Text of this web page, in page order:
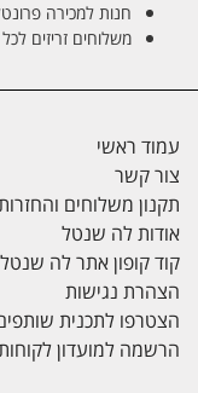
חנות למכירה
משלוחים זריזים
עמוד ראשי
צור קשר
תקנון משלוחים
אודות לה שנטל
קוד קופון אתר לה שנטל
הצהרת נגישות
הצטרפו לתכנית
הרשמה למועדון